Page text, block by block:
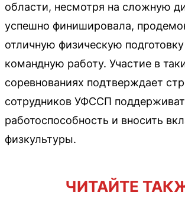
области, несмотря на сложную
успешно финишировала,
отличную физическую
командную работу. Участие в
соревнованиях подтверждает
сотрудников УФССП
работоспособность и вносить
физкультуры.
ЧИТАЙТЕ